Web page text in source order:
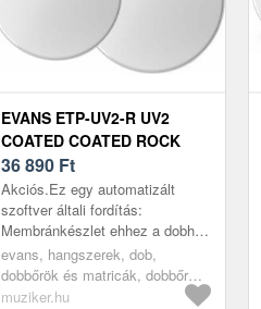
EVANS ETP-UV2-R UV2
COATED COATED ROCK
DOBBŐR SZETT
36 890 Ft
Akciós.Ez egy automatizált
szoftver általi fordítás:
Membránkészlet ehhez a dobhoz
- Rock - az Evans UV2
sorozatból. Az Evans UV2
membránok szabadalmaztat...
evans, hangszerek, dob,
dobbőrök és matricák, dobbőr
szettek, white
muziker.hu